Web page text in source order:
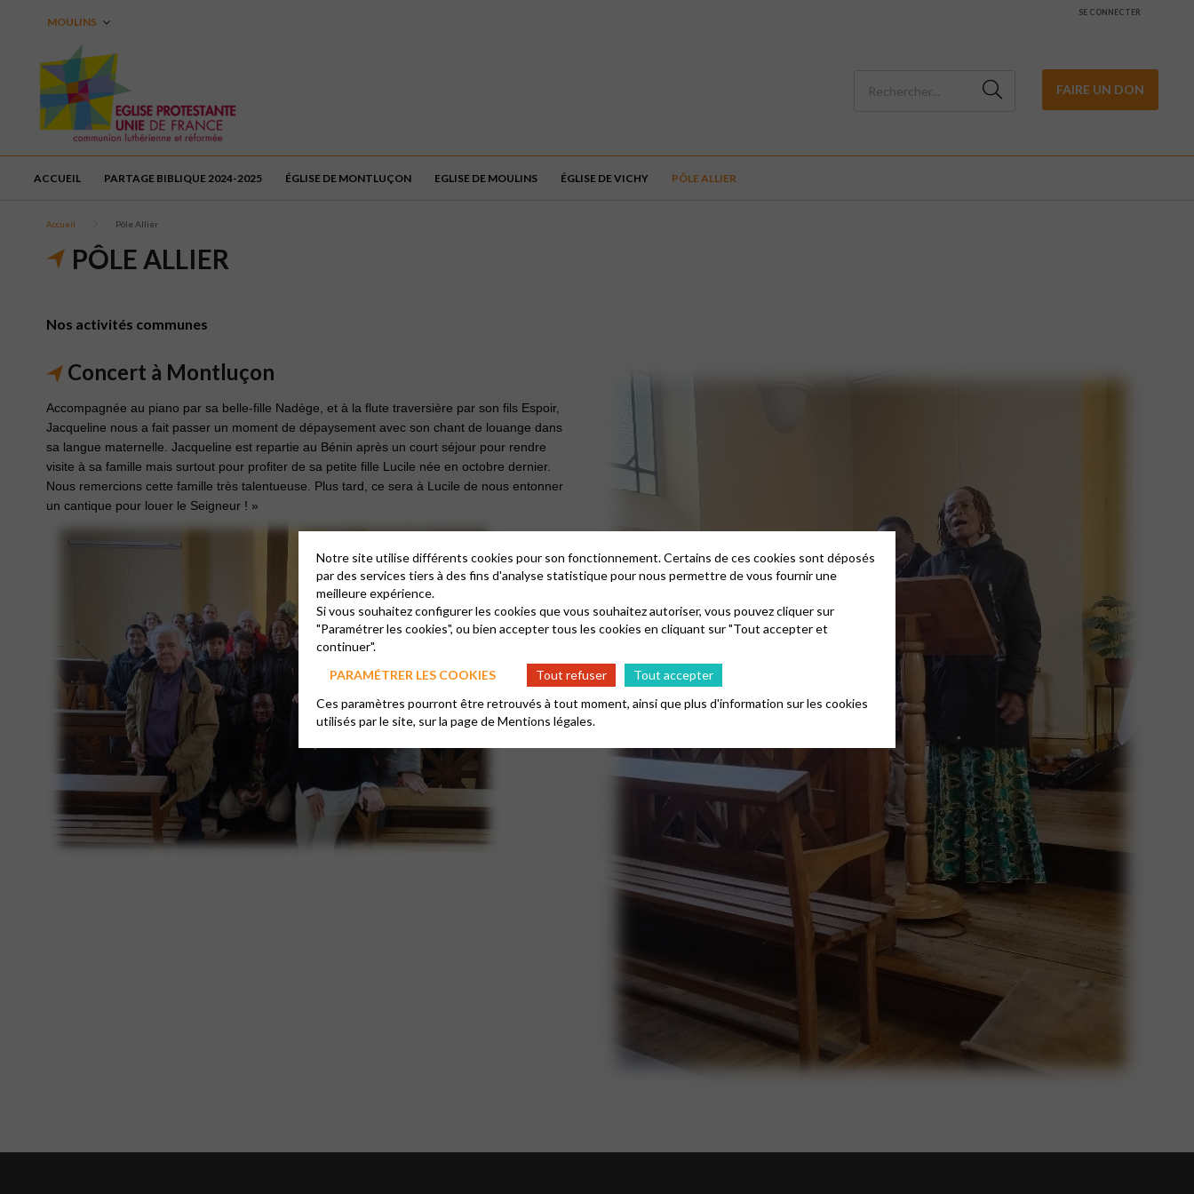
MOULINS
SE CONNECTER
FAIRE UN DON
ACCUEIL PARTAGE BIBLIQUE 2024-2025 ÉGLISE DE MONTLUÇON EGLISE DE MOULINS ÉGLISE DE VICHY PÔLE ALLIER
Accueil Pôle Allier
PÔLE ALLIER
Nos activités communes
Concert à Montluçon
Accompagnée au piano par sa belle-fille Nadège, et à la flute traversière par son fils Espoir,
Jacqueline nous a fait passer un moment de dépaysement avec son chant de louange dans
sa langue maternelle. Jacqueline est repartie au Bénin après un court séjour pour rendre
visite à sa famille mais surtout pour profiter de sa petite fille Lucile née en octobre dernier.
Nous remercions cette famille très talentueuse. Plus tard, ce sera à Lucile de nous entonner
un cantique pour louer le Seigneur ! »
Notre site utilise différents cookies pour son fonctionnement. Certains de ces cookies sont déposés
par des services tiers à des fins d'analyse statistique pour nous permettre de vous fournir une
meilleure expérience.
Si vous souhaitez configurer les cookies que vous souhaitez autoriser, vous pouvez cliquer sur
"Paramétrer les cookies", ou bien accepter tous les cookies en cliquant sur "Tout accepter et
continuer".
PARAMÉTRER LES COOKIES
Tout refuser
Tout accepter
Ces paramètres pourront être retrouvés à tout moment, ainsi que plus d'information sur les cookies
utilisés par le site, sur la page deMentions légales.